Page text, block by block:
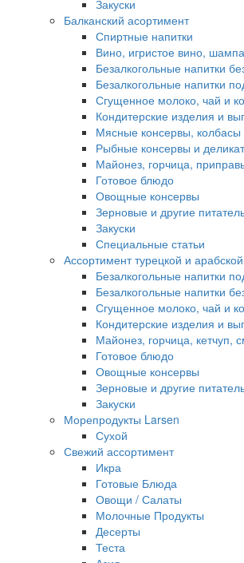
Закуски
Балканский асортимент
Спиртные напитки
Вино, игристое вино,
Безалкогольные напитки
Безалкогольные напитки
Сгущенное молоко, чай и
Кондитерские изделия и
Мясные консервы,
Рыбные консервы и
Майонез, горчица,
Готовое блюдо
Овощные консервы
Зерновые и другие
Закуски
Специальные статьи
Ассортимент турецкой и
Безалкогольные напитки
Безалкогольные напитки
Сгущенное молоко, чай и
Кондитерские изделия и
Майонез, горчица, кетчуп,
Готовое блюдо
Овощные консервы
Зерновые и другие
Закуски
Морепродукты Larsen
Сухой
Свежий ассортимент
Икра
Готовые Блюда
Овощи / Салаты
Молочные Продукты
Десерты
Теста